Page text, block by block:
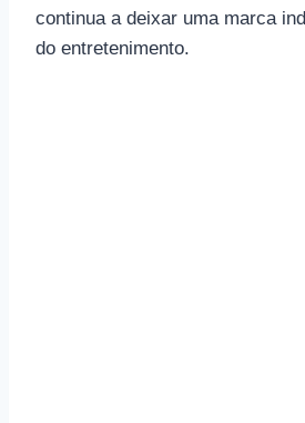
continua a deixar uma marca
do entretenimento.